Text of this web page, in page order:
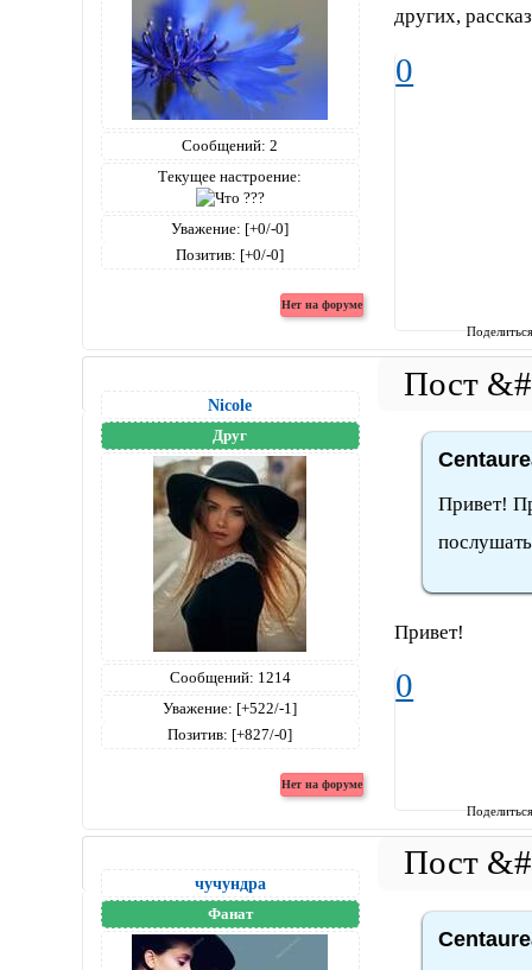
Сообщений: 2
Текущее настроение:
Уважение: [+0/-0]
Позитив: [+0/-0]
других,
0
Nicole
Друг
Сообщений: 1214
Уважение: [+522/-1]
Позитив: [+827/-0]
Привет!
Привет!
0
чучундра
Фанат